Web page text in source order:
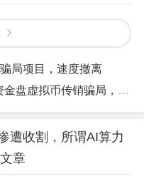
局项目，速度撤离
币传销骗局，赶紧远离！！
遭收割，所谓AI算力
章